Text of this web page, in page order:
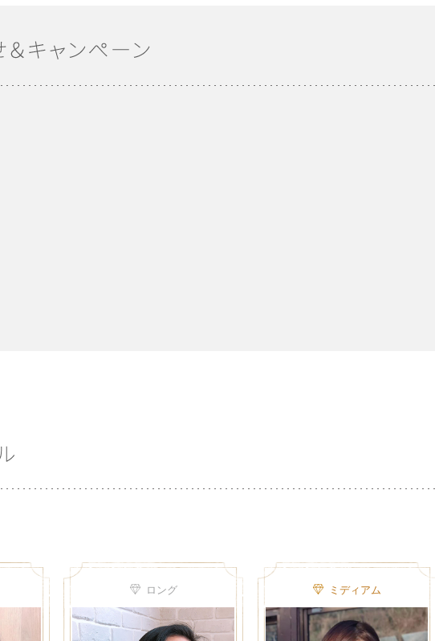
ロング ミディアム